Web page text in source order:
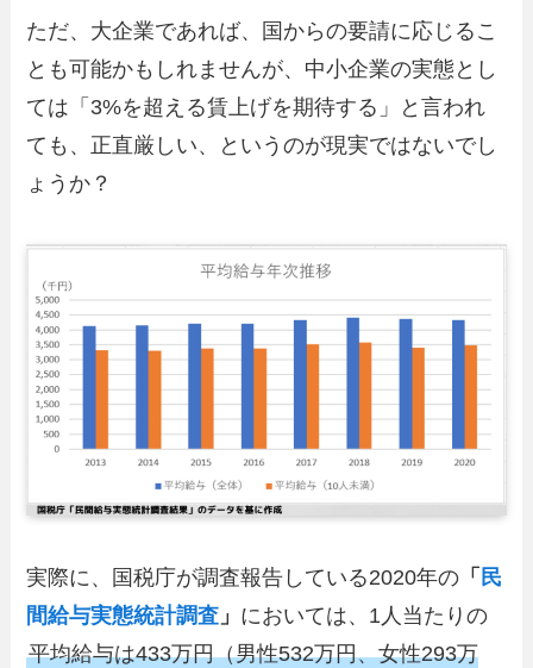
ただ、大企業であれば、国からの要請に応じるこ
とも可能かもしれませんが、中小企業の実態とし
ては「3%を超える賃上げを期待する」と言われ
ても、正直厳しい、というのが現実ではないでし
ょうか？
実際に、国税庁が調査報告している2020年の 「 民
間給与実態統計調査 」 においては、1人当たりの
平均給与は433万円（男性532万円、女性293万